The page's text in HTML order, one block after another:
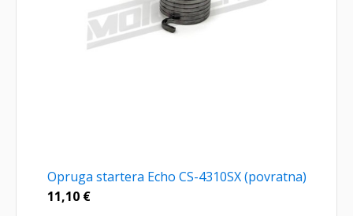
Opruga startera Echo CS-4310SX (povratna)
11,10 €